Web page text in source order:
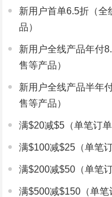
新用户首单6.5折（全
品）
新用户全线产品年付
售等产品）
新用户全线产品半年
售等产品）
满$20减$5（单笔订单
满$100减$25（单笔
满$200减$50（单笔
满$500减$150（单笔